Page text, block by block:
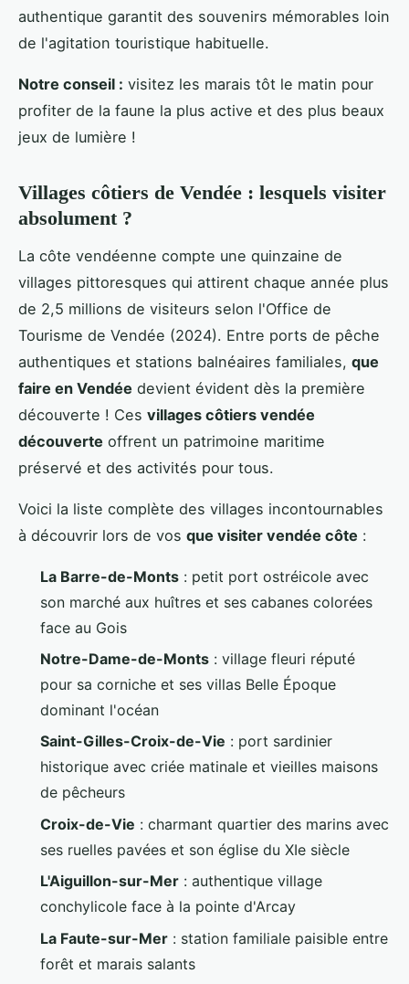
authentique garantit des souvenirs mémorables loin
de l'agitation touristique habituelle.
Notre conseil : visitez les marais tôt le matin pour
profiter de la faune la plus active et des plus beaux
jeux de lumière !
Villages côtiers de Vendée : lesquels visiter
absolument ?
La côte vendéenne compte une quinzaine de
villages pittoresques qui attirent chaque année plus
de 2,5 millions de visiteurs selon l'Office de
Tourisme de Vendée (2024). Entre ports de pêche
authentiques et stations balnéaires familiales, que
faire en Vendée devient évident dès la première
découverte ! Ces villages côtiers vendée
découverte offrent un patrimoine maritime
préservé et des activités pour tous.
Voici la liste complète des villages incontournables
à découvrir lors de vos que visiter vendée côte :
La Barre-de-Monts : petit port ostréicole avec
son marché aux huîtres et ses cabanes colorées
face au Gois
Notre-Dame-de-Monts : village fleuri réputé
pour sa corniche et ses villas Belle Époque
dominant l'océan
Saint-Gilles-Croix-de-Vie : port sardinier
historique avec criée matinale et vieilles maisons
de pêcheurs
Croix-de-Vie : charmant quartier des marins avec
ses ruelles pavées et son église du XIe siècle
L'Aiguillon-sur-Mer : authentique village
conchylicole face à la pointe d'Arcay
La Faute-sur-Mer : station familiale paisible entre
forêt et marais salants